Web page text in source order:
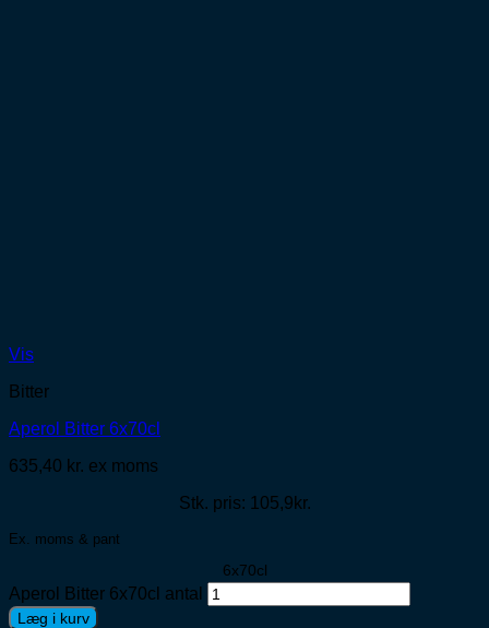
Vis
Bitter
Aperol Bitter 6x70cl
635,40 kr. ex moms
Stk. pris: 105,9kr.
Ex. moms & pant
6x70cl
Aperol Bitter 6x70cl antal
Læg i kurv